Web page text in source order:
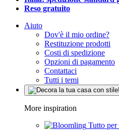
Reso gratuito
Aiuto
Dov'è il mio ordine?
Restituzione prodotti
Costi di spedizione
Opzioni di pagamento
Contattaci
Tutti i temi
More inspiration
Tutto